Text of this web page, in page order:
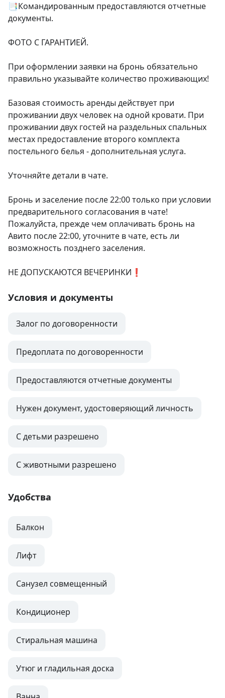
📑Командированным предоставляются отчетные
документы.
ФОТО С ГАРАНТИЕЙ.
При оформлении заявки на бронь обязательно
правильно указывайте количество проживающих!
Базовая стоимость аренды действует при
проживании двух человек на одной кровати. При
проживании двух гостей на раздельных спальных
местах предоставление второго комплекта
постельного белья - дополнительная услуга.
Уточняйте детали в чате.
Бронь и заселение после 22:00 только при условии
предварительного согласования в чате!
Пожалуйста, прежде чем оплачивать бронь на
Авито после 22:00, уточните в чате, есть ли
возможность позднего заселения.
НЕ ДОПУСКАЮТСЯ ВЕЧЕРИНКИ❗️
Условия и документы
Залог по договоренности
Предоплата по договоренности
Предоставляются отчетные документы
Нужен документ, удостоверяющий личность
С детьми разрешено
С животными разрешено
Удобства
Балкон
Лифт
Санузел совмещенный
Кондиционер
Стиральная машина
Утюг и гладильная доска